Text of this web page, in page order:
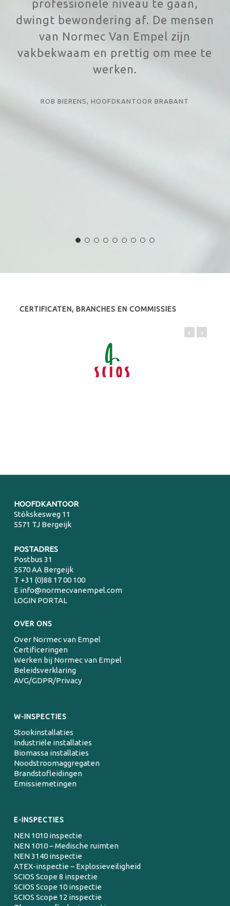
professionele niveau te gaan,
dwingt bewondering af. De mensen
van Normec Van Empel zijn
vakbekwaam en prettig om mee te
werken.
ROB BIERENS, HOOFDKANTOOR BRABANT
CERTIFICATEN, BRANCHES EN COMMISSIES
HOOFDKANTOOR
Stökskesweg 11
5571 TJ Bergeijk
POSTADRES
Postbus 31
5570 AA Bergeijk
T +31 (0)88 17 00 100
E info@normecvanempel.com
LOGIN PORTAL
OVER ONS
Over Normec van Empel
Certificeringen
Werken bij Normec van Empel
Beleidsverklaring
AVG/GDPR/Privacy
W-INSPECTIES
Stookinstallaties
Industriële installaties
Biomassa installaties
Noodstroomaggregaten
Brandstofleidingen
Emissiemetingen
E-INSPECTIES
NEN 1010 inspectie
NEN 1010 – Medische ruimten
NEN 3140 inspectie
ATEX-inspectie – Explosieveiligheid
SCIOS Scope 8 inspectie
SCIOS Scope 10 inspectie
SCIOS Scope 12 inspectie